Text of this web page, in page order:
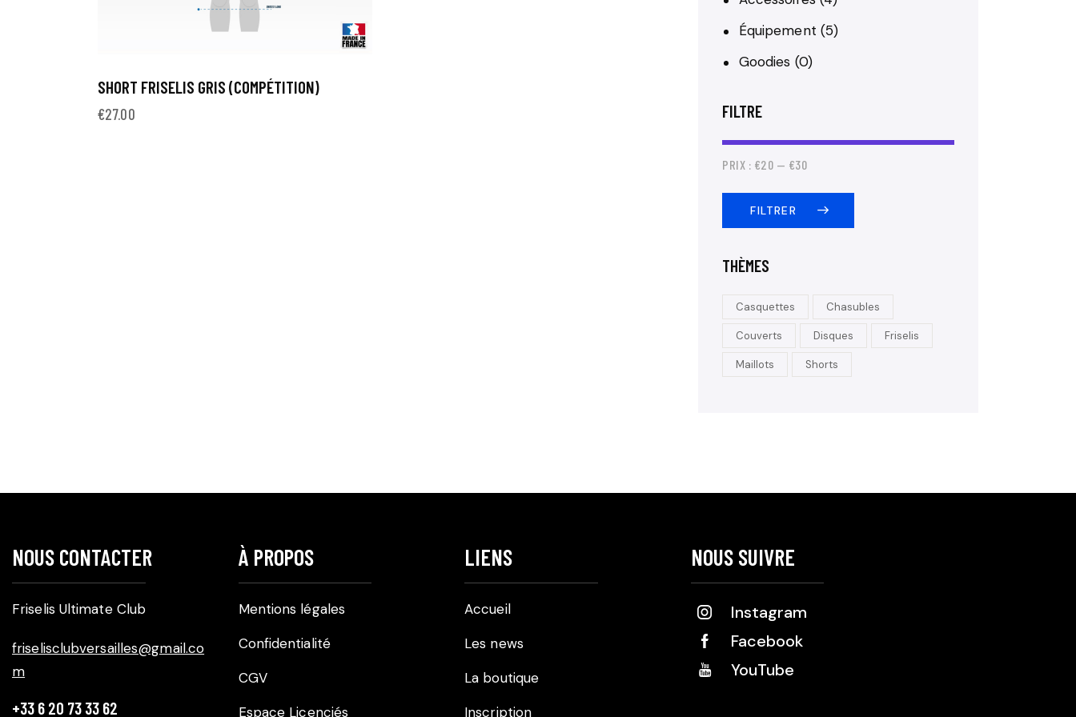
SHORT FRISELIS GRIS (COMPÉTITION)
€27.00
Équipement (5)
Goodies (0)
FILTRE
FILTRER
PRIX : €20 — €30
THÈMES
Casquettes Chasubles
Couverts Disques Friselis
Maillots Shorts
NOUS CONTACTER
Friselis Ultimate Club
friselisclubversailles@gmail.co
m
+33 6 20 73 33 62
À PROPOS
Mentions légales
Confidentialité
CGV
Espace Licenciés
LIENS
Accueil
Les news
La boutique
Inscription
NOUS SUIVRE
Instagram
Facebook
YouTube